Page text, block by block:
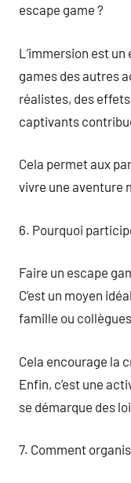
escape game ?
L’immersion est
games des autres
réalistes, des
captivants
Cela permet aux
vivre une aventure
6. Pourquoi
Faire un escape
C’est un moyen
famille ou
Cela encourage la
Enfin, c’est une
se démarque des
7. Comment